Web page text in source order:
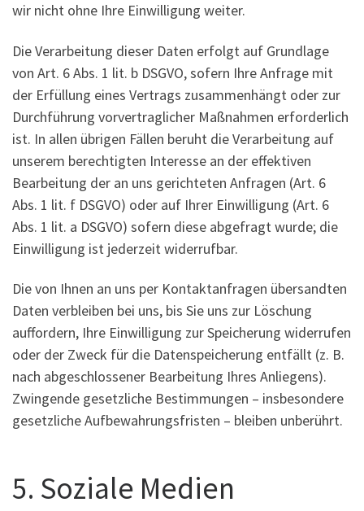
wir nicht ohne Ihre Einwilligung weiter.
Die Verarbeitung dieser Daten erfolgt auf Grundlage
von Art. 6 Abs. 1 lit. b DSGVO, sofern Ihre Anfrage mit
der Erfüllung eines Vertrags zusammenhängt oder zur
Durchführung vorvertraglicher Maßnahmen erforderlich
ist. In allen übrigen Fällen beruht die Verarbeitung auf
unserem berechtigten Interesse an der effektiven
Bearbeitung der an uns gerichteten Anfragen (Art. 6
Abs. 1 lit. f DSGVO) oder auf Ihrer Einwilligung (Art. 6
Abs. 1 lit. a DSGVO) sofern diese abgefragt wurde; die
Einwilligung ist jederzeit widerrufbar.
Die von Ihnen an uns per Kontaktanfragen übersandten
Daten verbleiben bei uns, bis Sie uns zur Löschung
auffordern, Ihre Einwilligung zur Speicherung widerrufen
oder der Zweck für die Datenspeicherung entfällt (z. B.
nach abgeschlossener Bearbeitung Ihres Anliegens).
Zwingende gesetzliche Bestimmungen – insbesondere
gesetzliche Aufbewahrungsfristen – bleiben unberührt.
5. Soziale Medien